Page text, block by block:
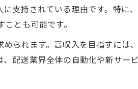
支持されている理由です。特に
とも可能です。
られます。高収入を目指すには
配送業界全体の自動化や新サー